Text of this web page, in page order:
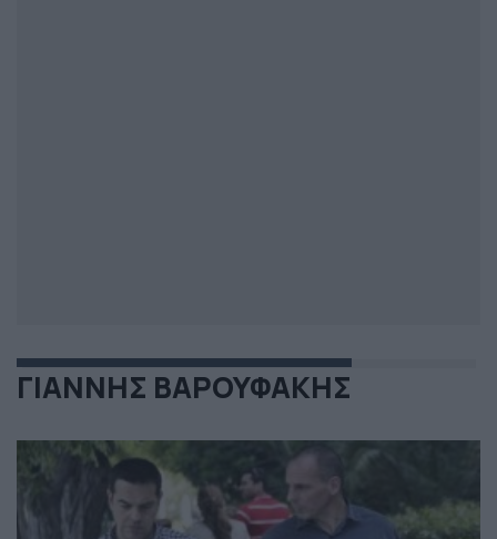
ΓΙΑΝΝΗΣ ΒΑΡΟΥΦΑΚΗΣ